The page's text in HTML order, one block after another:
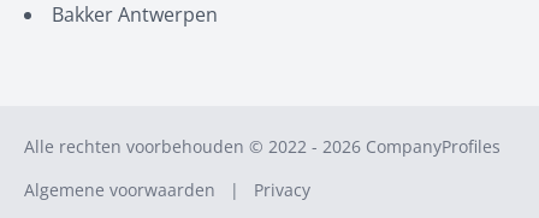
Bakker Antwerpen
Alle rechten voorbehouden © 2022 - 2026 CompanyProfiles
Algemene voorwaarden
| Privacy